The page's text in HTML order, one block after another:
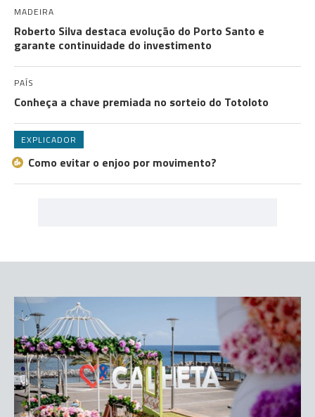
MADEIRA
Roberto Silva destaca evolução do Porto Santo e
garante continuidade do investimento
PAÍS
Conheça a chave premiada no sorteio do Totoloto
EXPLICADOR
Como evitar o enjoo por movimento?